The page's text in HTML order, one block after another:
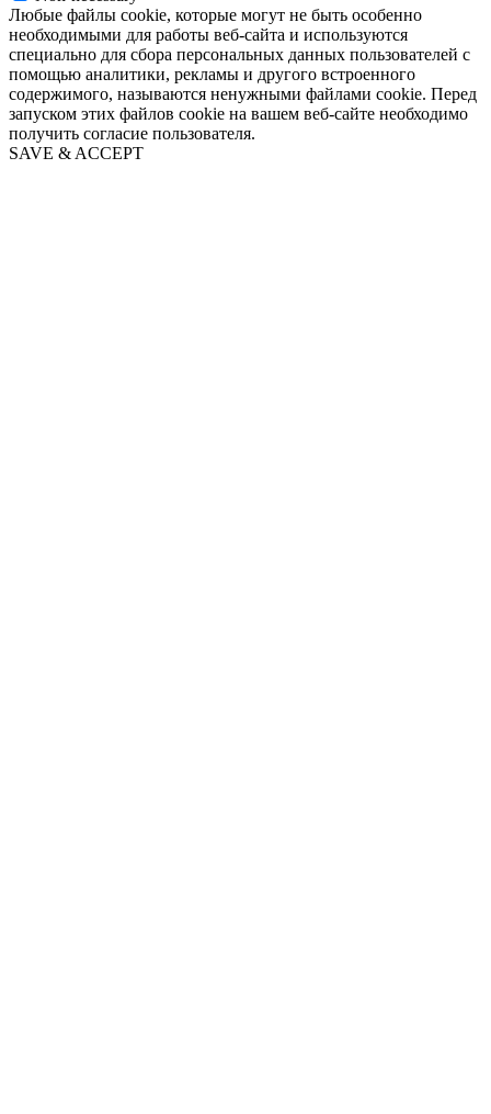
Любые файлы cookie, которые могут не быть особенно
необходимыми для работы веб-сайта и используются
специально для сбора персональных данных пользователей с
помощью аналитики, рекламы и другого встроенного
содержимого, называются ненужными файлами cookie. Перед
запуском этих файлов cookie на вашем веб-сайте необходимо
получить согласие пользователя.
SAVE & ACCEPT